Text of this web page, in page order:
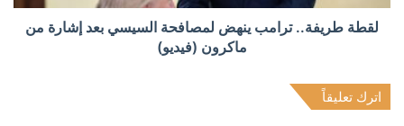
لقطة طريفة.. ترامب ينهض لمصافحة السيسي بعد إشارة من
ماكرون (فيديو)
اترك تعليقاً